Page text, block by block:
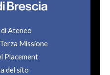
Ateneo
Missione
Placement
del sito